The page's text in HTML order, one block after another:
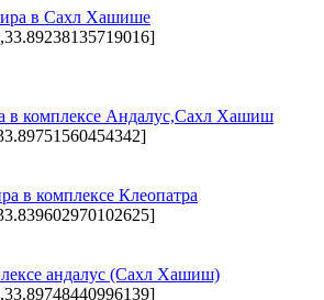
в Сахл Хашише
в комплексе Андалус,Сахл Хашиш
в комплексе Клеопатра
андалус (Сахл Хашиш)